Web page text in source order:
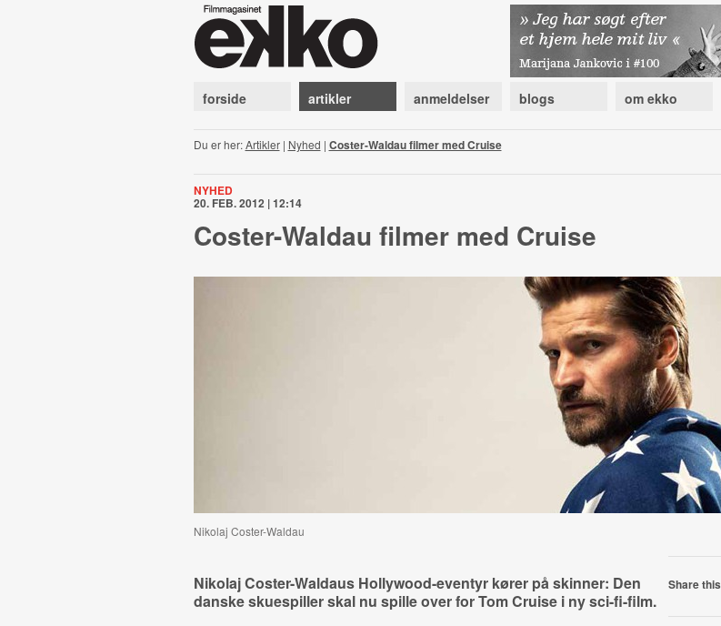
forside artikler anmeldelser blogs om ekko
Du er her:Artikler| Nyhed | Coster-Waldau filmer med Cruise
NYHED
20. FEB. 2012 | 12:14
Coster-Waldau filmer med Cruise
Nikolaj Coster-Waldau
Nikolaj Coster-Waldaus Hollywood-eventyr kører på skinner: Den
danske skuespiller skal nu spille over for Tom Cruise i ny sci-fi-film.
Share this